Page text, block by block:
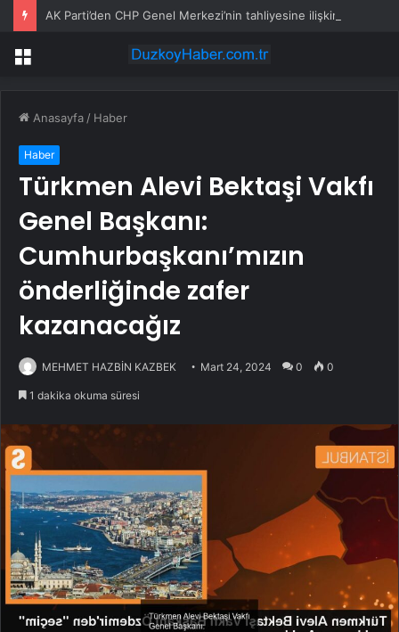
Menü
Anasayfa / Haber
Haber
Türkmen Alevi Bektaşi Vakfı
Genel Başkanı:
Cumhurbaşkanı’mızın
önderliğinde zafer
kazanacağız
MEHMET HAZBİN KAZBEK Mart 24, 2024 0 0
1 dakika okuma süresi